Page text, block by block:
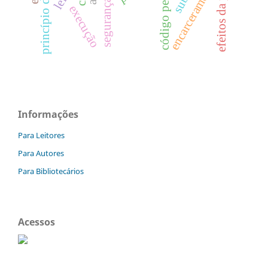
código penal
execução
Informações
Para Leitores
Para Autores
Para Bibliotecários
Acessos